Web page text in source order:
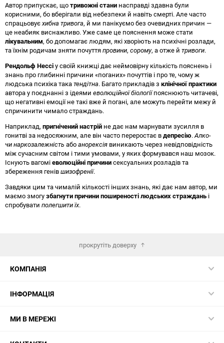
Автор припускає, щотривожні стани насправді здавна були
корисними, бо вберігали від небезпеки й навіть смерті. Але часто
спрацьовуєхибна тривога, й ми панікуємо без очевидних причин —
це неабияк виснажливо. Уже саме це пояснення може стати
лікувальним, бо допомагає людям, які хворіють на психічні розлади,
та їхнім родичам зняти почуттяпровини, соромy, а отже й тривоги.
Рендольф Нессіу своїй книжці дає неймовірну кількість пояснень і
знань про глибинні причини «поганих» почуттів і про те, чому ж
людська психіка такатендітна. Багато прикладів з клінічної практики
автора у поєднанні з ідеями еволюційної біологіїпояснюють читачеві,
що негативні емоції не такі вже й погані, але можуть перейти межу й
спричинити чимало страждань.
Наприклад, пригнічений настрій не дає нам марнувати зусилля в
гонитві за недосяжним, але він часто переростає вдепресію.Алко-
чи наркозалежність абоанорексія виникають через невідповідність
між сучасним світом і тими умовами, у яких формувався наш мозок.
Існують вагоміеволюційні причинисексуальних розладів та
збереження генівшизофренії.
Завдяки цим та чималій кількості інших знань, які дає нам автор, ми
маємо змогузбагнути причини поширеності людських страждань і
спробувати полегшити їх.
прокрутіть доверху
КОМПАНІЯ
ІНФОРМАЦІЯ
МИ В МЕРЕЖІ